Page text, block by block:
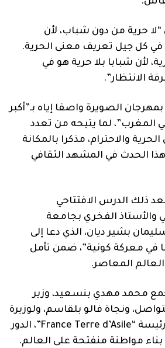
“لا حرية من دون شباب، لأن
كل جيل تعريف معنى الحرية.
لأن شبابا بلا حرية هو في
الانتظار”.
الصويرة واصفا إياه بـ”أكبر
المغرب”، لما يتيحه من تعدد
والاحترام، مذكرا بالمكانة
الحدث في المشهد الثقافي
ذلك الدرس الافتتاحي
والأستاذ الفخري بجامعة
بشير ديان، الذي دعا إلى
في معركة كونية”، ضمن تأمل
المعاصر.
جمع محمد مهدي بنسعيد، وزير
ونجاة فالو بلقاسم، ولوزيرة
الفرنسية السابقة ورئيسة “France Terre d’Asile”، الدور
مواطنة منفتحة على العالم.